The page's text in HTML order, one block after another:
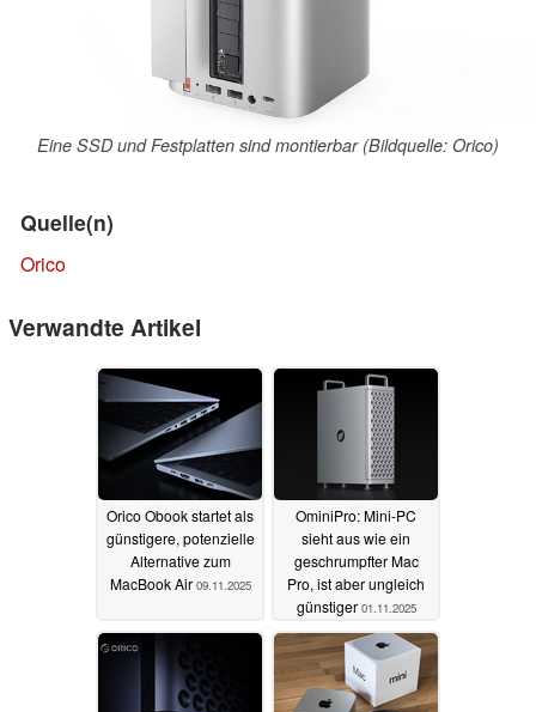
Eine SSD und Festplatten sind montierbar (Bildquelle: Orico)
Quelle(n)
Orico
Verwandte Artikel
Orico Obook startet als
günstigere, potenzielle
Alternative zum
MacBook Air 09.11.2025
OminiPro: Mini-PC
sieht aus wie ein
geschrumpfter Mac
Pro, ist aber ungleich
günstiger 01.11.2025